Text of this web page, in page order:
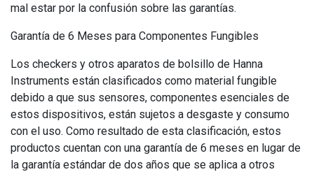
mal estar por la confusión sobre las garantías.
Garantía de 6 Meses para Componentes Fungibles
Los checkers y otros aparatos de bolsillo de Hanna
Instruments están clasificados como material fungible
debido a que sus sensores, componentes esenciales de
estos dispositivos, están sujetos a desgaste y consumo
con el uso. Como resultado de esta clasificación, estos
productos cuentan con una garantía de 6 meses en lugar de
la garantía estándar de dos años que se aplica a otros